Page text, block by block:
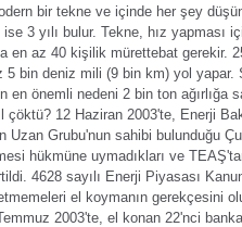
bir tekne ve içinde her şey
3 yılı bulur. Tekne, hız yapması
en az 40 kişilik mürettebat gerekir.
5 bin deniz mili (9 bin km) yol
en önemli nedeni 2 bin ton ağırlığa
çöktü? 12 Haziran 2003'te, Enerji
Uzan Grubu'nun sahibi bulunduğu
hükmüne uymadıkları ve
4628 sayılı Enerji Piyasası
el koymanın gerekçesini
2003'te, el konan 22'nci